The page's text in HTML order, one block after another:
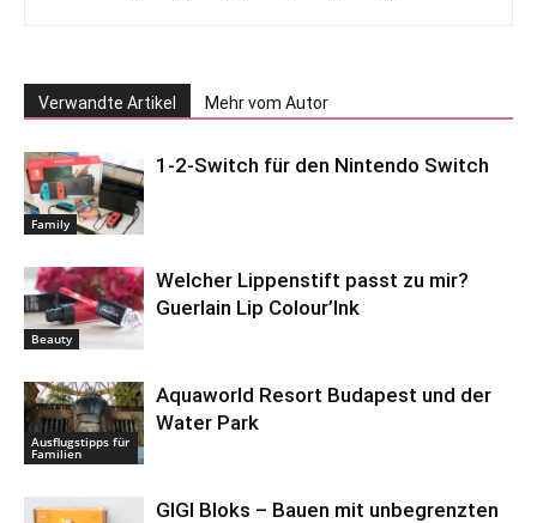
Verwandte Artikel Mehr vom Autor
Family
1-2-Switch für den Nintendo Switch
Beauty
Welcher Lippenstift passt zu mir?
Guerlain Lip Colour’Ink
Ausflugstipps für
Familien
Aquaworld Resort Budapest und der
Water Park
GIGI Bloks – Bauen mit unbegrenzten